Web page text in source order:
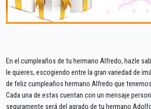
En el cumpleaños de tu hermano Alfredo, hazle
le quieres, escogiendo entre la gran variedad de
de feliz cumpleaños hermano Alfredo que
Cada una de estas cuentan con un mensaje
seguramente será del agrado de tu hermano